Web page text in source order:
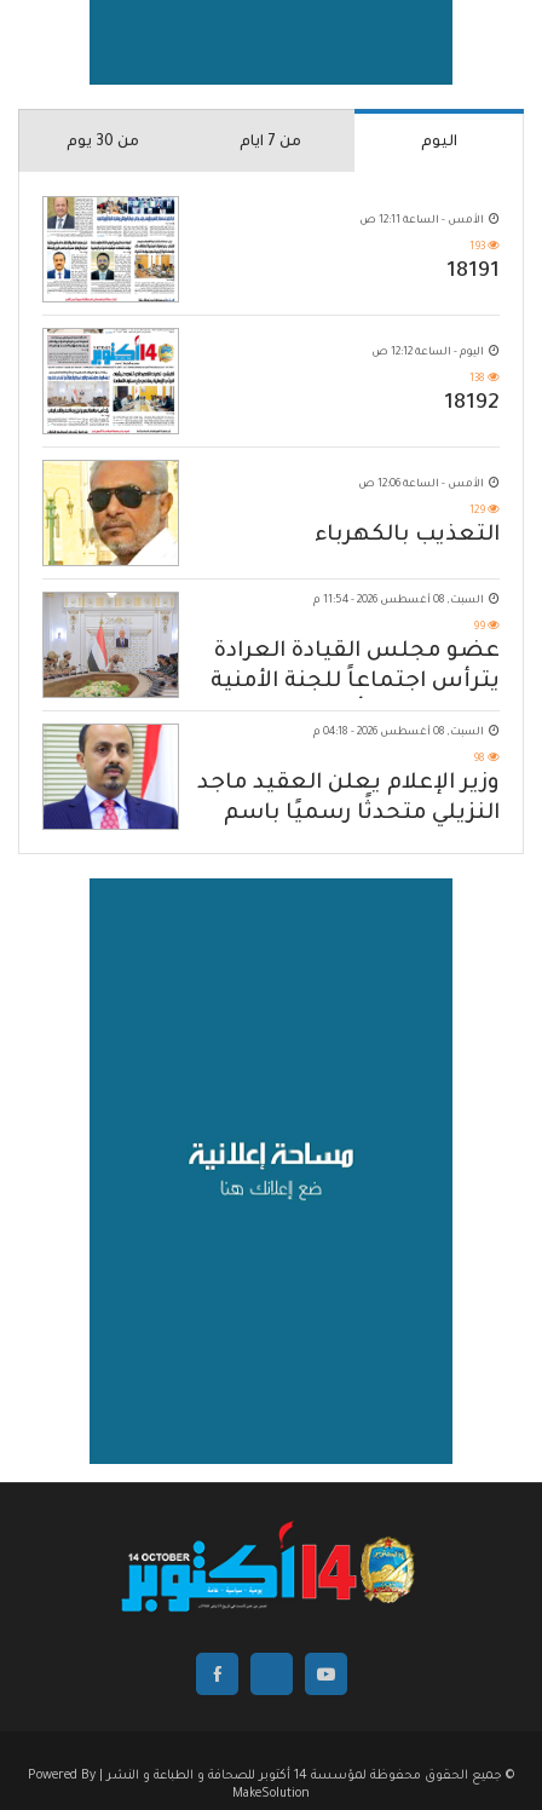
اليوم من 7 ايام من 30 يوم
الأمس - الساعة 12:11 ص
193
18191
اليوم - الساعة 12:12 ص
138
18192
الأمس - الساعة 12:06 ص
129
التعذيب بالكهرباء
السبت, 08 أغسطس 2026 - 11:54 م
99
عضو مجلس القيادة العرادة
يترأس اجتماعاً للجنة الأمنية
العسكرية بمأرب
السبت, 08 أغسطس 2026 - 04:18 م
98
وزير الإعلام يعلن العقيد ماجد
النزيلي متحدثًا رسميًا باسم
© جميع الحقوق محفوظة لمؤسسة 14 أكتوبر للصحافة و الطباعة و النشر | Powered By
MakeSolution